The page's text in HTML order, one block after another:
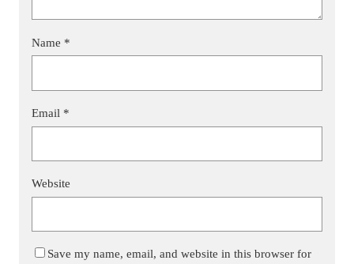
Name *
Email *
Website
Save my name, email, and website in this browser for